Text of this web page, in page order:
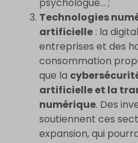
Technologies
artificielle : la
entreprises et des
consommation
que la
artificielle et la
numérique. Des
soutiennent ces
expansion, qui